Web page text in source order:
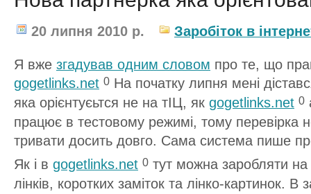
20 липня 2010 р. Заробіток в
Я вже згадував одним словом про те, що
gogetlinks.net 0 На початку липня мені
яка орієнтуєьтся не на тІЦ, як gogetlinks.net 0
працює в тестовому режимі, тому перевірка
тривати досить довго. Сама система пише
Як і в gogetlinks.net 0 тут можна заробляти на
лінків, коротких заміток та лінко-картинок. В